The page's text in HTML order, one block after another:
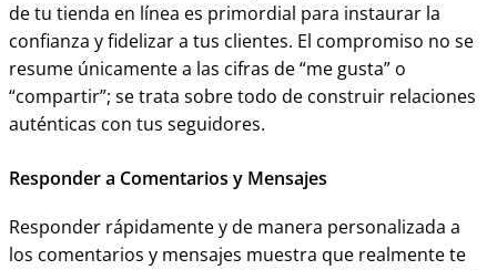
de tu tienda en línea es primordial para instaurar la
confianza y fidelizar a tus clientes. El compromiso no se
resume únicamente a las cifras de “me gusta” o
“compartir”; se trata sobre todo de construir relaciones
auténticas con tus seguidores.
Responder a Comentarios y Mensajes
Responder rápidamente y de manera personalizada a
los comentarios y mensajes muestra que realmente te